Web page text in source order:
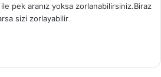
k
pek aranız yoksa zorlanabilirsiniz.Biraz
sizi zorlayabilir